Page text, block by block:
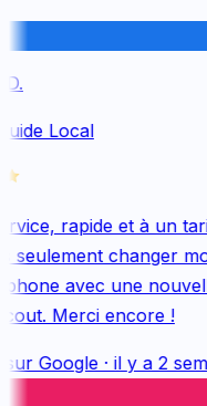
Local
rapide et à un
seulement changer
avec une
Merci encore !
Google· il y a 2